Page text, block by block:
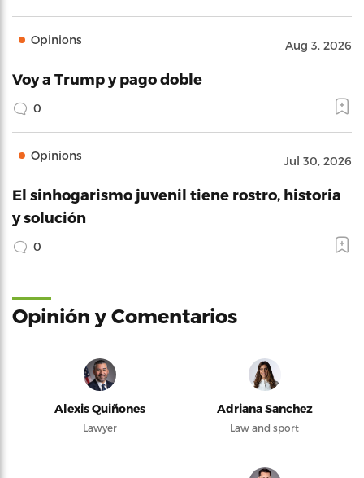
Opinions Aug 3, 2026
Voy a Trump y pago doble
0
Opinions Jul 30, 2026
El sinhogarismo juvenil tiene rostro, historia
y solución
0
Opinión y Comentarios
Alexis Quiñones
Lawyer
Adriana Sanchez
Law and sport